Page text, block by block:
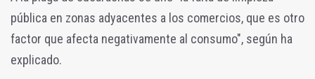
pública en zonas adyacentes a los comercios, que es otro
factor que afecta negativamente al consumo", según ha
explicado.